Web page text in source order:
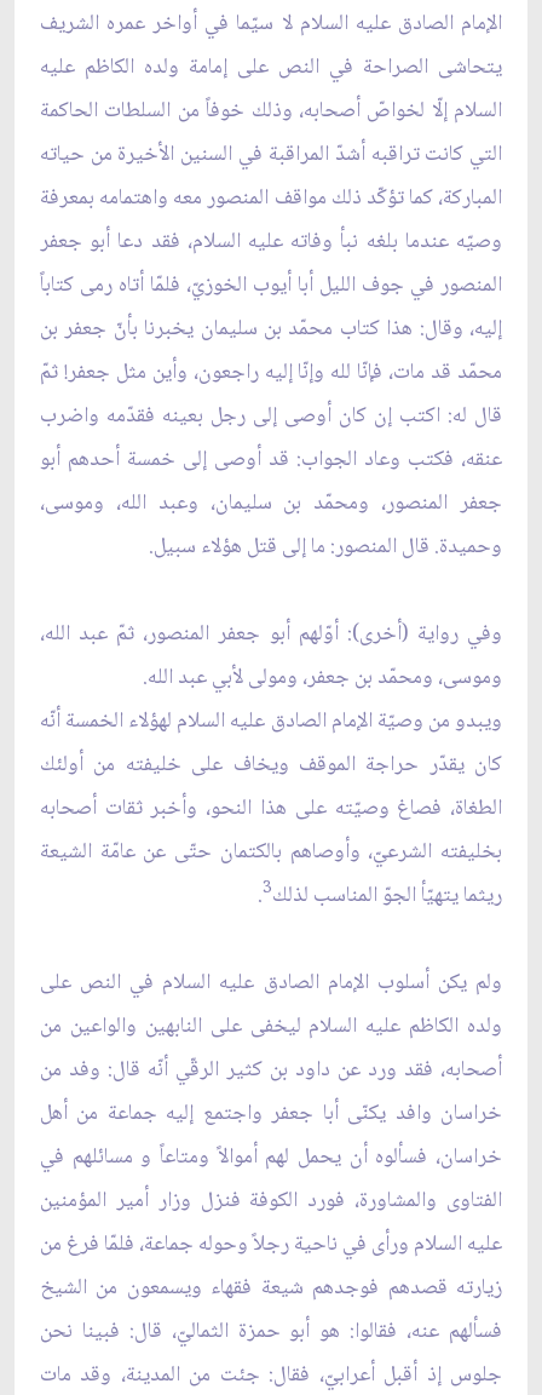
الإمام الصادق عليه السلام لا سيّما في أواخر عمره الشريف
يتحاشى الصراحة في النص على إمامة ولده الكاظم عليه
السلام إلّا لخواصّ أصحابه، وذلك خوفاً من السلطات الحاكمة
التي كانت تراقبه أشدّ المراقبة في السنين الأخيرة من حياته
المباركة، كما تؤكّد ذلك مواقف المنصور معه واهتمامه بمعرفة
وصيّه عندما بلغه نبأ وفاته عليه السلام، فقد دعا أبو جعفر
المنصور في جوف الليل أبا أيوب الخوزيّ، فلمّا أتاه رمى كتاباً
إليه، وقال: هذا كتاب محمّد بن سليمان يخبرنا بأنّ جعفر بن
محمّد قد مات، فإنّا لله وإنّا إليه راجعون، وأين مثل جعفر! ثمّ
قال له: اكتب إن كان أوصى إلى رجل بعينه فقدّمه واضرب
عنقه، فكتب وعاد الجواب: قد أوصى إلى خمسة أحدهم أبو
جعفر المنصور، ومحمّد بن سليمان، وعبد الله، وموسى،
وحميدة. قال المنصور: ما إلى قتل هؤلاء سبيل.
وفي رواية (أخرى): أوّلهم أبو جعفر المنصور، ثمّ عبد الله،
وموسى، ومحمّد بن جعفر، ومولى لأبي عبد الله.
ويبدو من وصيّة الإمام الصادق عليه السلام لهؤلاء الخمسة أنّه
كان يقدّر حراجة الموقف ويخاف على خليفته من أولئك
الطغاة، فصاغ وصيّته على هذا النحو، وأخبر ثقات أصحابه
بخليفته الشرعيّ، وأوصاهم بالكتمان حتّى عن عامّة الشيعة
ريثما يتهيّأ الجوّ المناسب لذلك3
.
ولم يكن أسلوب الإمام الصادق عليه السلام في النص على
ولده الكاظم عليه السلام ليخفى على النابهين والواعين من
أصحابه، فقد ورد عن داود بن كثير الرقّي أنّه قال: وفد من
خراسان وافد يكنّى أبا جعفر واجتمع إليه جماعة من أهل
خراسان، فسألوه أن يحمل لهم أموالاً ومتاعاً و مسائلهم في
الفتاوى والمشاورة، فورد الكوفة فنزل وزار أمير المؤمنين
عليه السلام ورأى في ناحية رجلاً وحوله جماعة، فلمّا فرغ من
زيارته قصدهم فوجدهم شيعة فقهاء ويسمعون من الشيخ
فسألهم عنه، فقالوا: هو أبو حمزة الثماليّ، قال: فبينا نحن
جلوس إذ أقبل أعرابيّ، فقال: جئت من المدينة، وقد مات